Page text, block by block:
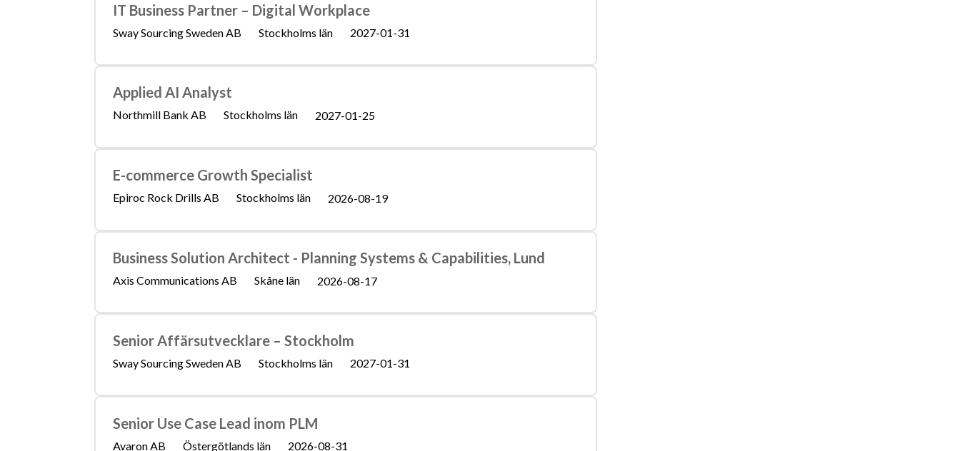
IT Business Partner – Digital Workplace
Sway Sourcing Sweden AB Stockholms län 2027-01-31
Applied AI Analyst
Northmill Bank AB Stockholms län 2027-01-25
E-commerce Growth Specialist
Epiroc Rock Drills AB Stockholms län 2026-08-19
Business Solution Architect - Planning Systems & Capabilities, Lund
Axis Communications AB Skåne län 2026-08-17
Senior Affärsutvecklare – Stockholm
Sway Sourcing Sweden AB Stockholms län 2027-01-31
Senior Use Case Lead inom PLM
Avaron AB Östergötlands län 2026-08-31